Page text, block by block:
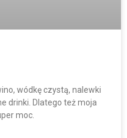
wódkę czystą, nalewki
drinki. Dlatego też moja
moc.